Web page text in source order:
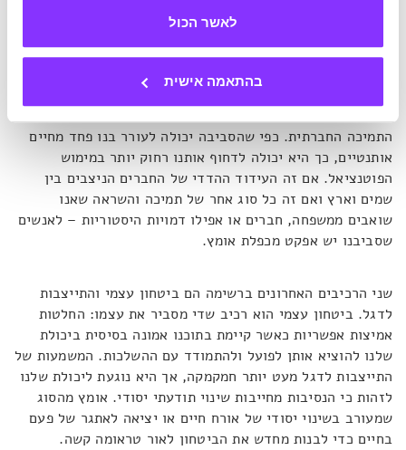
לאשר הכול
בהתאמה אישית
שאנו בוחרים לבצע בסופו של דבר. ההיבט השביעי הוא נגזרת
של הוויסות הרגשי. כאן מסביר פרופסור השמאט כי פסיכופתים,
למשל, אינם חשים פחד ולכן פעולותיהם אינן עונות להגדרה של
אומץ. רק כשאנו נמצאים במצב פסיכולוגי סובייקטיבי של פחד,
רק כשאנו תופסים בבהירות את הסיכון – רק אז נכנס האומץ
התמיכה החברתית. כפי שהסביבה יכולה לעורר בנו פחד מחיים
אותנטיים, כך היא יכולה לדחוף אותנו רחוק יותר במימוש
הפוטנציאל. אם זה העידוד ההדדי של החברים הניצבים בין
שמים וארץ ואם זה כל סוג אחר של תמיכה והשראה שאנו
שואבים ממשפחה, חברים או אפילו דמויות היסטוריות – לאנשים
שסביבנו יש אפקט מכפלת אומץ.
שני הרכיבים האחרונים ברשימה הם ביטחון עצמי והתייצבות
לדגל. ביטחון עצמי הוא רכיב שדי מסביר את עצמו: החלטות
אמיצות אפשריות כאשר קיימת בתוכנו אמונה בסיסית ביכולת
שלנו להוציא אותן לפועל ולהתמודד עם ההשלכות. המשמעות של
התייצבות לדגל מעט יותר חמקמקה, אך היא נוגעת ליכולת שלנו
לזהות כי הנסיבות מחייבות שינוי תודעתי יסודי. אומץ מהסוג
שמעורב בשינוי יסודי של אורח חיים או יציאה לאתגר של פעם
בחיים כדי לבנות מחדש את הביטחון לאור טראומה קשה.